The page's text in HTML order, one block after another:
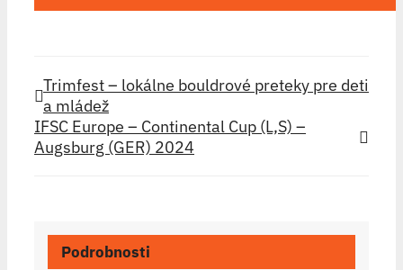
Trimfest – lokálne bouldrové preteky pre deti
a mládež
IFSC Europe – Continental Cup (L,S) –
Augsburg (GER) 2024
Podrobnosti